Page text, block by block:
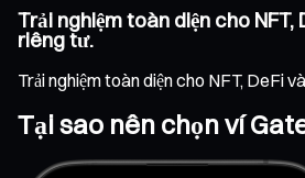
Trải nghiệm toàn diện cho NFT,
riêng tư.
Trải nghiệm toàn diện cho NFT, DeFi
Tại sao nên chọn ví